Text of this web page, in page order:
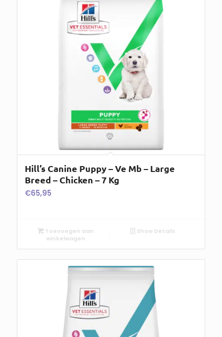
Hill’s Canine Puppy – Ve Mb – Large
Breed – Chicken – 7 Kg
€65,95
Toevoegen aan
winkelwagen
Show Details